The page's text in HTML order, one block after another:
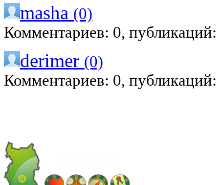
masha (0)
Комментариев: 0,
derimer (0)
Комментариев: 0,